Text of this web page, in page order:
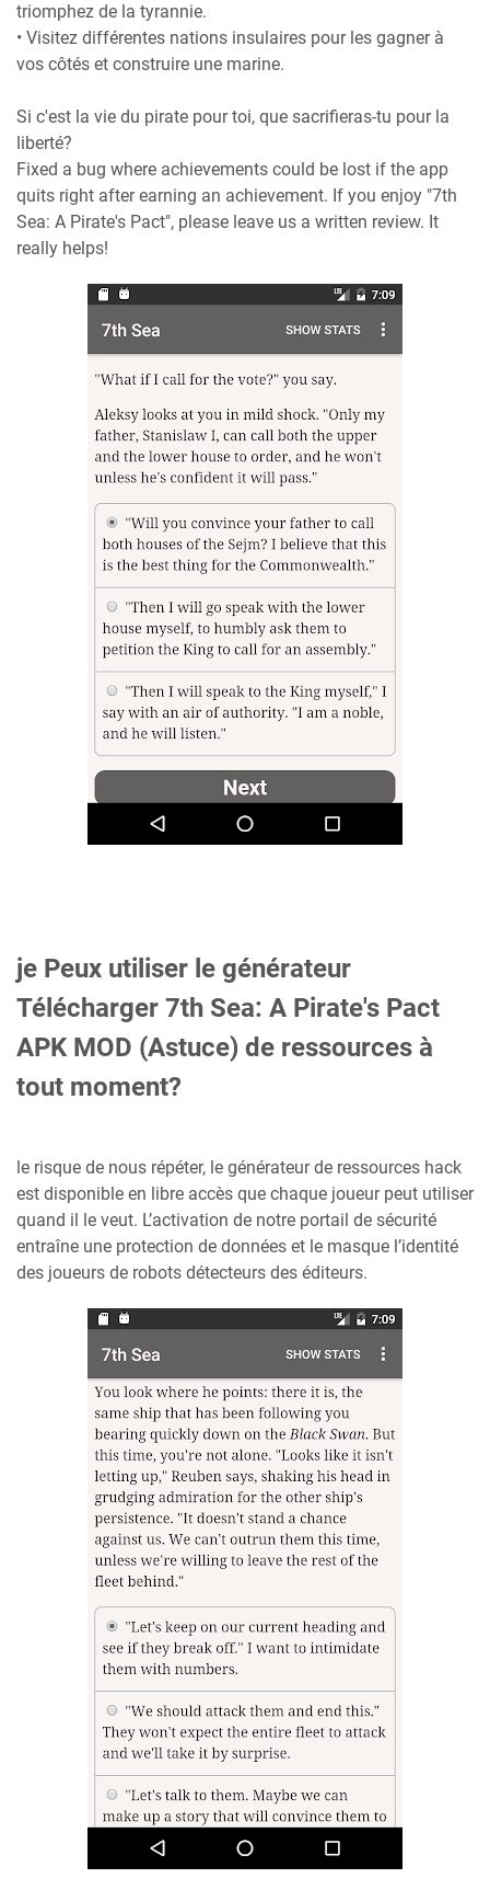
triomphez de la tyrannie.
• Visitez différentes nations insulaires pour les gagner à
vos côtés et construire une marine.
Si c'est la vie du pirate pour toi, que sacrifieras-tu pour la
liberté?
Fixed a bug where achievements could be lost if the app
quits right after earning an achievement. If you enjoy "7th
Sea: A Pirate's Pact", please leave us a written review. It
really helps!
je Peux utiliser le générateur
Télécharger 7th Sea: A Pirate's Pact
APK MOD (Astuce) de ressources à
tout moment?
le risque de nous répéter, le générateur de ressources hack
est disponible en libre accès que chaque joueur peut utiliser
quand il le veut. L’activation de notre portail de sécurité
entraîne une protection de données et le masque l’identité
des joueurs de robots détecteurs des éditeurs.